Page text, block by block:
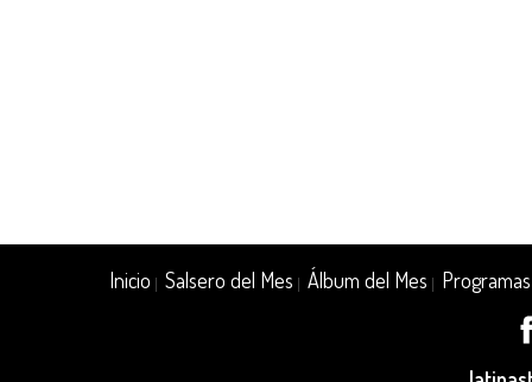
Inicio |Salsero del Mes |Álbum del Mes Programas